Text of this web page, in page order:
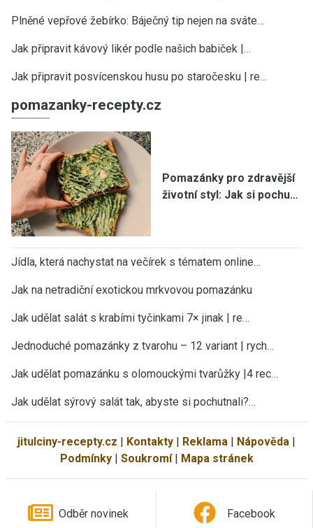
Plněné vepřové žebírko: Báječný tip nejen na sváte…
Jak připravit kávový likér podle našich babiček |…
Jak připravit posvícenskou husu po staročesku | re…
pomazanky-recepty.cz
Pomazánky pro zdravější
životní styl: Jak si pochu…
Jídla, která nachystat na večírek s tématem online…
Jak na netradiční exotickou mrkvovou pomazánku
Jak udělat salát s krabími tyčinkami 7× jinak | re…
Jednoduché pomazánky z tvarohu – 12 variant | rych…
Jak udělat pomazánku s olomouckými tvarůžky |4 rec…
Jak udělat sýrový salát tak, abyste si pochutnali?…
jitulciny-recepty.cz | Kontakty | Reklama | Nápověda |
Podmínky| Soukromí| Mapa stránek
Odběr novinek Facebook